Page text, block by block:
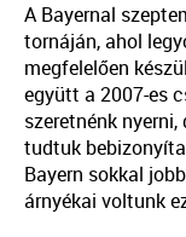
A Bayernal
tornáján, ahol
megfelelően
együtt a 2007-es
szeretnénk
tudtuk
Bayern sokkal
árnyékai voltunk